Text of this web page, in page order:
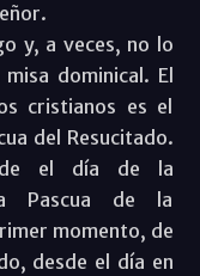
y, a veces, no lo
dominical. El
cristianos es el
del Resucitado.
el día de la
Pascua de la
momento, de
desde el día en